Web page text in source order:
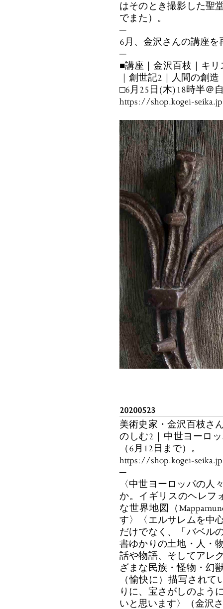
はそのとき撮影した聖
でまた）。
─
6月、金沢さんの講座
─
■講座｜金沢百枝｜キ
｜創世記2｜人間の創造
□6月25日(木)18時半＠
https://shop.kogei-
20200523
美術史家・金沢百枝さ
のしむ2｜中世ヨーロ
（6月12日まで）。
https://shop.kogei-
─
〈中世ヨーロッパの人
か。イギリスのヘレフ
な世界地図（
す〉〈エルサレムを中
だけでなく、「バベル
書ゆかりの土地・人・
話や物語、そしてアレ
ざまな民族・怪物・幻
（愉快に）描写され
りに、宝さがしのよう
いと思います〉（金沢